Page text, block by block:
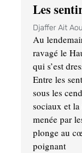
Les
Djaffer Ait
Au
ravagé le
qui s’est
Entre les
sous les
sociaux et
menée par
plonge au
poignant